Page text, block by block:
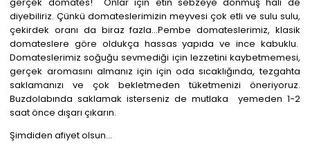
diyebiliriz. Çünkü domateslerimizin meyvesi çok etli ve sulu sulu,
çekirdek oranı da biraz fazla...Pembe domateslerimiz, klasik
domateslere göre oldukça hassas yapıda ve ince kabuklu.
Domateslerimiz soğuğu sevmediği için lezzetini kaybetmemesi,
gerçek aromasını almanız için için oda sıcaklığında, tezgahta
saklamanızı ve çok bekletmeden tüketmenizi öneriyoruz.
Buzdolabında saklamak isterseniz de mutlaka yemeden 1-2
saat önce dışarı çıkarın.
Şimdiden afiyet olsun...